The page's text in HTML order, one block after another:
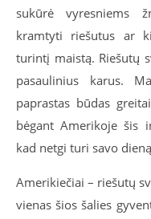
sukūrė vyresniems
kramtyti riešutus ar
turintį maistą. Riešutų
pasaulinius karus.
paprastas būdas
bėgant Amerikoje šis
kad netgi turi savo
Amerikiečiai – riešutų
vienas šios šalies